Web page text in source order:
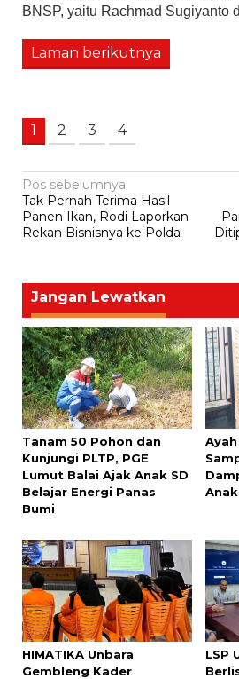
BNSP, yaitu Rachmad Sugiyanto
Laman berikutnya
1 2 3 4
Navigasi
pos
Pos sebelumnya
Tak Pernah Terima Hasil
Panen Ikan, Rodi Laporkan
Rekan Bisnisnya ke Polda
Jangan Lewatkan
Tanam 50 Pohon dan
Kunjungi PLTP, PGE
Lumut Balai Ajak Anak SD
Belajar Energi Panas
Bumi
Anak
HIMATIKA Unbara
Gembleng Kader
LSP